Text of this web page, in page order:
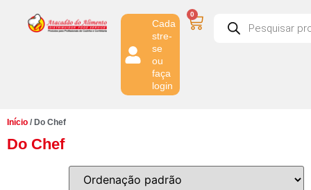
Cada
stre-
se
ou
faça
login
0
Início / Do Chef
Do Chef